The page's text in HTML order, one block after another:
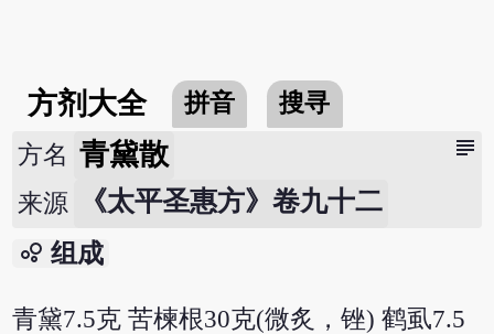
方剂大全 拼音 搜寻
subject
方名 青黛散
来源 《太平圣惠方》卷九十二
bubble_chart 组成
青黛7.5克 苦楝根30克(微炙，锉) 鹤虱7.5